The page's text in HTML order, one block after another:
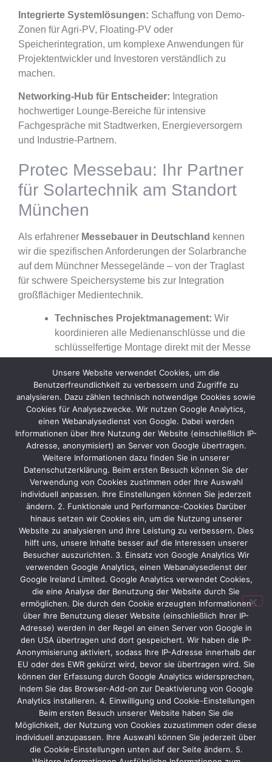
Integrierte Systemlösungen: Schaffung von Demo-
Zonen für Agri-PV, Floating-PV oder
Speicherintegration, um komplexe Anwendungen für
Projektentwickler und Investoren verständlich zu
machen.
Networking-Hub für Entscheider: Integration
hochwertiger Lounge-Bereiche für intensive
Fachgespräche mit Stadtwerken, Energieversorgern
und Industrie-Partnern.
Protec Messebau: Ihr Partner
für Solartechnik am Standort
München
Als erfahrener Messebauer in Deutschland kennen
wir die spezifischen Anforderungen der Solarbranche
auf dem Münchner Messegelände – von der Traglast
für schwere Speichersysteme bis zur Integration
großflächiger Medientechnik.
Technisches Projektmanagement: Wir
koordinieren alle Medienanschlüsse und die
schlüsselfertige Montage direkt mit der Messe
Nachhaltiges Standdesign:Einsatz
ökologisch verantwortungsvoller Materialien,
die perfekt zur Botschaft Ihrer Solar-Lösungen
passen.
Full-Service Realisierung:Von der ersten
3D-Konzeption bis zur termingerechten
Übergabe Ihres Projekts erhalten Sie bei uns
alles aus einer Hand.
Ob Sie als innovatives Start-up oder als etablierter
Global Player nach München reisen: Wir realisieren
einenMessestand in München, der Ihre Kompetenz
in der Photovoltaik sichtbar macht und hochwertige
Leads generiert.
Realisieren Sie Ihren Erfolg
auf der Intersolar Europe
Suchen Sie einen Partner für Ihren Messestand auf
der Intersolar, der Ihre Vision einer grünen Zukunft
teilt? Kontaktieren Sie Protec Messebau für ein
Kundenbeispiele von der
IntersolarFreqcon BSW
Unsere Website verwendet Cookies, um die
Benutzerfreundlichkeit zu verbessern und Zugriffe zu
analysieren. Dazu zählen technisch notwendige Cookies sowie
Cookies für Analysezwecke. Wir nutzen Google Analytics,
einen Webanalysedienst von Google. Dabei werden
Informationen über Ihre Nutzung der Website (einschließlich IP-
Adresse, anonymisiert) an Server von Google übertragen.
Weitere Informationen dazu finden Sie in unserer
Datenschutzerklärung. Beim ersten Besuch können Sie der
Verwendung von Cookies zustimmen oder Ihre Auswahl
individuell anpassen. Ihre Einstellungen können Sie jederzeit
ändern. 2. Funktionale und Performance-Cookies Darüber
hinaus setzen wir Cookies ein, um die Nutzung unserer
Website zu analysieren und ihre Leistung zu verbessern. Dies
hilft uns, unsere Inhalte besser auf die Interessen unserer
Besucher auszurichten. 3. Einsatz von Google Analytics Wir
verwenden Google Analytics, einen Webanalysedienst der
Google Ireland Limited. Google Analytics verwendet Cookies,
die eine Analyse der Benutzung der Website durch Sie
ermöglichen. Die durch den Cookie erzeugten Informationen
über Ihre Benutzung dieser Website (einschließlich Ihrer IP-
Adresse) werden in der Regel an einen Server von Google in
den USA übertragen und dort gespeichert. Wir haben die IP-
Anonymisierung aktiviert, sodass Ihre IP-Adresse innerhalb der
EU oder des EWR gekürzt wird, bevor sie übertragen wird. Sie
können der Erfassung durch Google Analytics widersprechen,
indem Sie das Browser-Add-on zur Deaktivierung von Google
Analytics installieren. 4. Einwilligung und Cookie-Einstellungen
Beim ersten Besuch unserer Website haben Sie die
Möglichkeit, der Nutzung von Cookies zuzustimmen oder diese
individuell anzupassen. Ihre Auswahl können Sie jederzeit über
die Cookie-Einstellungen unten auf der Seite ändern. 5.